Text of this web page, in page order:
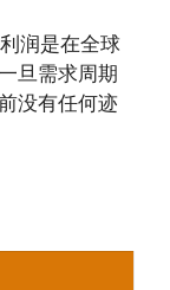
润是在全球
旦需求周期
没有任何迹